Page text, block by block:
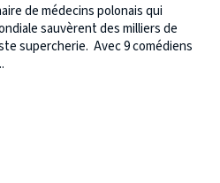
de médecins polonais qui
sauvèrent des milliers de
supercherie. Avec 9 comédiens